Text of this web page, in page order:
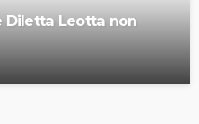
Diletta Leotta non